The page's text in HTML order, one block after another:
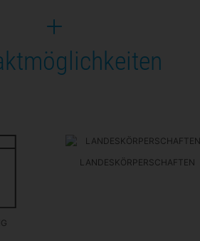
LANDESKÖRPERSCHAFTEN